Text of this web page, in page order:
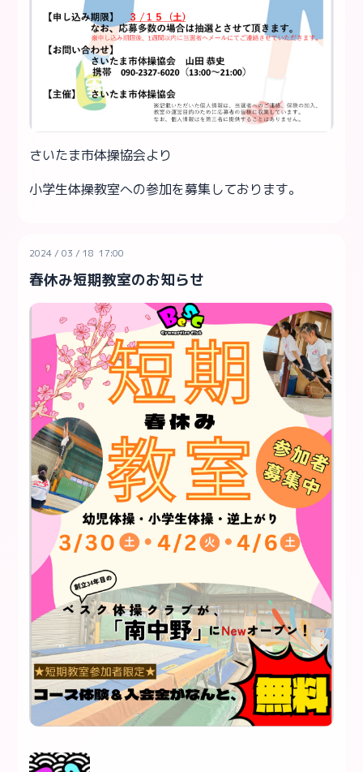
さいたま市体操協会より
小学生体操教室への参加を募集しております。
2024 /03 /18 17:00
春休み短期教室のお知らせ